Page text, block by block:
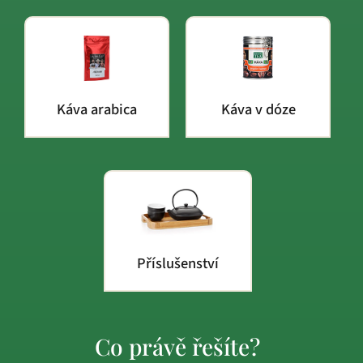
Káva arabica Káva v dóze
Příslušenství
Co právě řešíte?